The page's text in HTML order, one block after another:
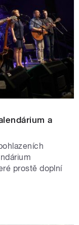
a
prostě doplní